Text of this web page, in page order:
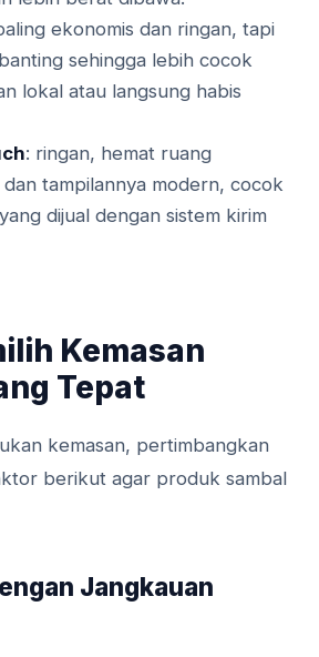
ekonomis dan ringan, tapi
sehingga lebih cocok
lokal atau langsung habis
: ringan, hemat ruang
tampilannya modern, cocok
dijual dengan sistem kirim
Kemasan
Tepat
kemasan, pertimbangkan
berikut agar produk sambal
Jangkauan